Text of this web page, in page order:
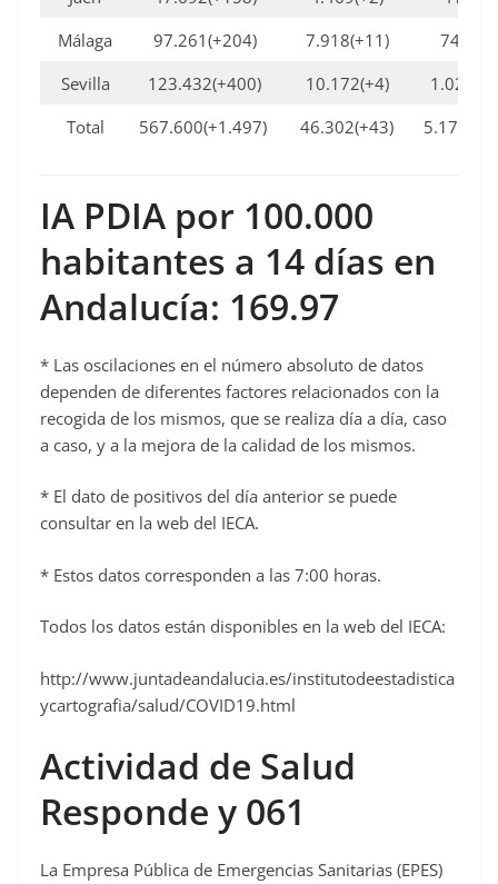
Málaga
97.261(+204) 7.918(+11)
748 (0)
Sevilla
123.432(+400) 10.172(+4)
Total
567.600(+1.497) 46.302(+43) 5.170
IA PDIA por 100.000
habitantes a 14 días en
Andalucía: 169.97
* Las oscilaciones en el número absoluto de datos
dependen de diferentes factores relacionados con la
recogida de los mismos, que se realiza día a día, caso
a caso, y a la mejora de la calidad de los mismos.
* El dato de positivos del día anterior se puede
consultar en la web del IECA.
* Estos datos corresponden a las 7:00 horas.
Todos los datos están disponibles en la web del IECA:
http://www.juntadeandalucia.es/institutodeestadistica
ycartografia/salud/COVID19.html
Actividad de Salud
Responde y 061
La Empresa Pública de Emergencias Sanitarias (EPES)